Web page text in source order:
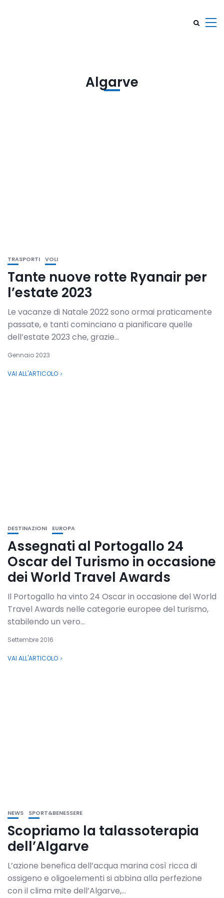
Algarve
TRASPORTI VOLI
Tante nuove rotte Ryanair per
l’estate 2023
Le vacanze di Natale 2022 sono ormai praticamente
passate, e tanti cominciano a pianificare quelle
dell’estate 2023 che, grazie...
Gennaio 2023
VAI ALL'ARTICOLO
DESTINAZIONI EUROPA
Assegnati al Portogallo 24
Oscar del Turismo in occasione
dei World Travel Awards
Il Portogallo ha vinto 24 Oscar in occasione del World
Travel Awards nelle categorie europee del turismo,
stabilendo un vero...
Settembre 2016
VAI ALL'ARTICOLO
NEWS SPORT&BENESSERE
Scopriamo la talassoterapia
dell’Algarve
L’azione benefica dell’acqua marina così ricca di
ossigeno e oligoelementi si abbina alla perfezione
con il clima mite dell’Algarve,...